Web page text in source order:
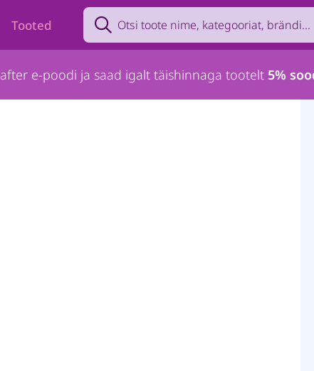
Tooted
Search product by name, brand, category...
e-poodi ja saad igalt täishinnaga tootelt 5%